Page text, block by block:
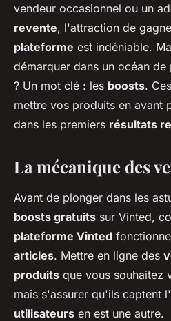
vendeur occasionnel ou un
revente, l'attraction de
plateforme est indéniable.
démarquer dans un océan
? Un mot clé : les boosts.
mettre vos produits en avant
dans les premiers résultats
La mécanique des
Avant de plonger dans les
boosts gratuits sur Vinted,
plateforme Vinted
articles. Mettre en ligne des
produits que vous souhaitez
mais s'assurer qu'ils captent
utilisateurs en est une autre.